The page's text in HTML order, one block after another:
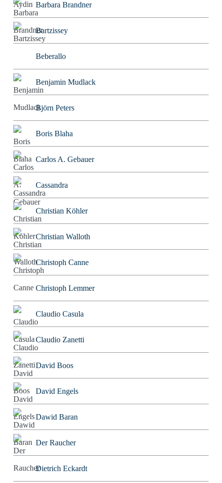
Barbara Brandner
Bartzissey
Beberallo
Benjamin Mudlack
Björn Peters
Boris Blaha
Carlos A. Gebauer
Cassandra
Christian Köhler
Christian Walloth
Christoph Canne
Christoph Lemmer
Claudio Casula
Claudio Zanetti
David Boos
David Engels
Dawid Baran
Der Raucher
Dietrich Eckardt